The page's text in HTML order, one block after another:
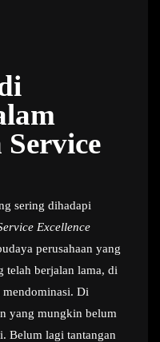
sering dihadapi
Excellence
perusahaan yang
telah berjalan lama, di
mendominasi. Di
yang mungkin belum
Belum lagi tantangan